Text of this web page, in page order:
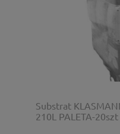
Substrat
210L PALETA-20szt